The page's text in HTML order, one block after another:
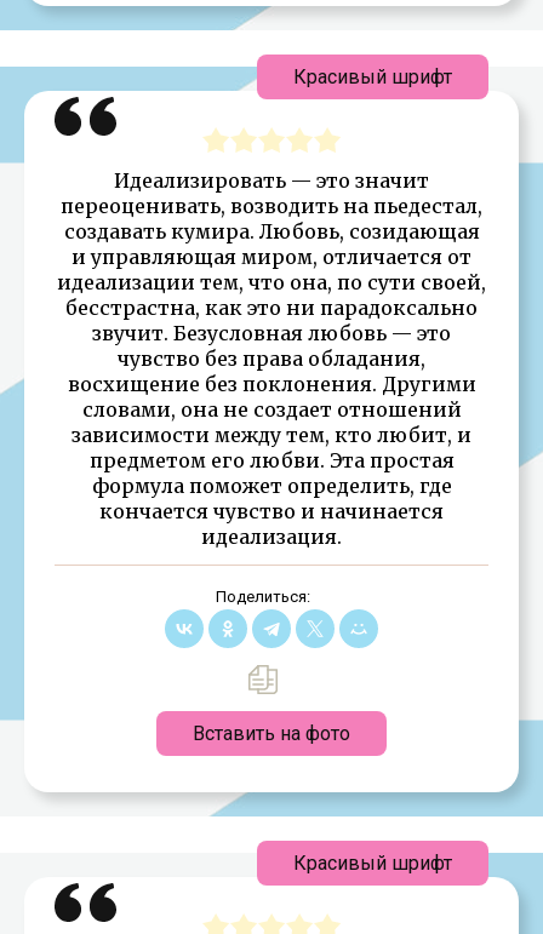
Идеализировать — это значит
переоценивать, возводить на пьедестал,
создавать кумира. Любовь, созидающая
и управляющая миром, отличается от
идеализации тем, что она, по сути своей,
бесстрастна, как это ни парадоксально
звучит. Безусловная любовь — это
чувство без права обладания,
восхищение без поклонения. Другими
словами, она не создает отношений
зависимости между тем, кто любит, и
предметом его любви. Эта простая
формула поможет определить, где
кончается чувство и начинается
идеализация.
Поделиться:
Вставить на фото
Красивый шрифт
Красивый шрифт